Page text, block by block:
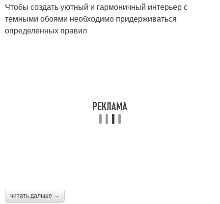
Чтобы создать уютный и гармоничный интерьер с
темными обоями необходимо придерживаться
определенных правил
читать дальше →